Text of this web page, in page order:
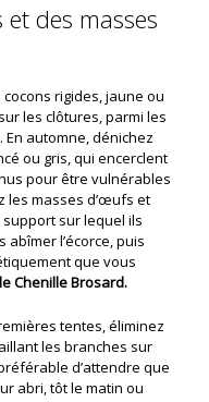
des masses
cocons rigides, jaune ou
les clôtures, parmi les
automne, dénichez
ou gris, qui encerclent
pour être vulnérables
les masses d’œufs et
sur lequel ils
l’écorce, puis
que vous
Chenille Brosard.
tentes, éliminez
les branches sur
d’attendre que
abri, tôt le matin ou